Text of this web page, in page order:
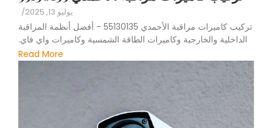
يوليو 13, 2025 /
تركيب كاميرات مراقبة الأحمدي 55130135 - أفضل أنظمة المراقبة
الداخلية والخارجية وكاميرات الطاقة الشمسية وكاميرات واي فاي.
Read More